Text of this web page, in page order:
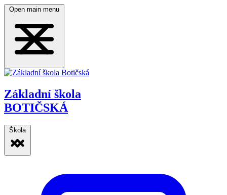
Open main menu
Základní škola
BOTIČSKÁ
Škola